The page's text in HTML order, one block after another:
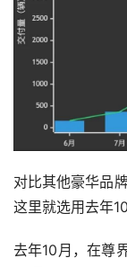
对比其他豪华品
这里就选用去年
去年10月，在尊